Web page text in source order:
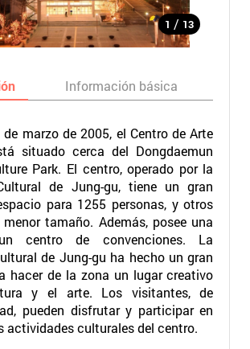
1 / 13
Información básica
marzo de 2005, el Centro de Arte
situado cerca del Dongdaemun
Park. El centro, operado por la
de Jung-gu, tiene un gran
para 1255 personas, y otros
tamaño. Además, posee una
centro de convenciones. La
de Jung-gu ha hecho un gran
hacer de la zona un lugar creativo
y el arte. Los visitantes, de
pueden disfrutar y participar en
actividades culturales del centro.